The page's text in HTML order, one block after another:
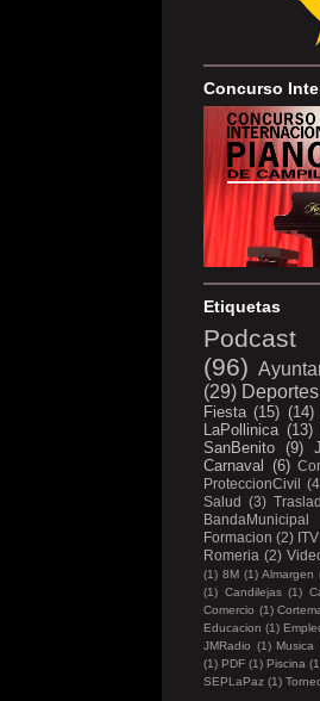
Concurso
Etiquetas
Podcast
(96)
(29) Deportes
Fiesta (15) (14)
LaPollinica (13)
SanBenito (9)
Carnaval (6)
ProteccionCivil
Salud (3)
BandaMunicipal
Formacion (2) ITV
Romeria (2)
(1) 8M (1) Almargen
(1) Candilejas (1)
Comercio (1)
Educacion (1)
JMRadio (1) Musica
(1) PDF (1) Piscina
SEPLaPaz (1)